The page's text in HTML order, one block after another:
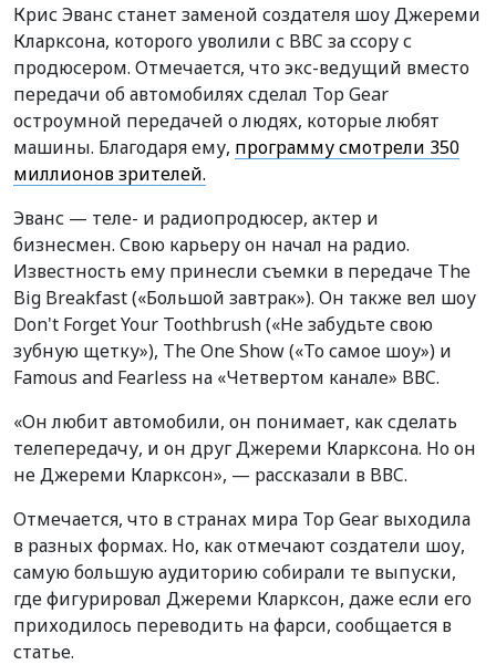
Крис Эванс станет заменой создателя шоу Джереми
Кларксона, которого уволили с BВC за ссору с
продюсером. Отмечается, что экс-ведущий вместо
передачи об автомобилях сделал Top Gear
остроумной передачей о людях, которые любят
машины. Благодаря ему, программу смотрели 350
миллионов зрителей.
Эванс — теле- и радиопродюсер, актер и
бизнесмен. Свою карьеру он начал на радио.
Известность ему принесли съемки в передаче The
Big Breakfast («Большой завтрак»). Он также вел шоу
Don't Forget Your Toothbrush («Не забудьте свою
зубную щетку»), The One Show («То самое шоу») и
Famous and Fearless на «Четвертом канале» BВC.
«Он любит автомобили, он понимает, как сделать
телепередачу, и он друг Джереми Кларксона. Но он
не Джереми Кларксон», — рассказали в BВC.
Отмечается, что в странах мира Top Gear выходила
в разных формах. Но, как отмечают создатели шоу,
самую большую аудиторию собирали те выпуски,
где фигурировал Джереми Кларксон, даже если его
приходилось переводить на фарси, сообщается в
статье.